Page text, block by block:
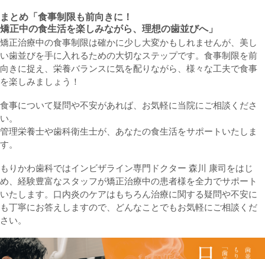
まとめ「食事制限も前向きに！
矯正中の食生活を楽しみながら、理想の歯並びへ」
矯正治療中の食事制限は確かに少し大変かもしれませんが、美し
い歯並びを手に入れるための大切なステップです。食事制限を前
向きに捉え、栄養バランスに気を配りながら、様々な工夫で食事
を楽しみましょう！
食事について疑問や不安があれば、お気軽に当院にご相談くださ
い。
管理栄養士や歯科衛生士が、あなたの食生活をサポートいたしま
す。
もりかわ歯科ではインビザライン専門ドクター 森川 康司をはじ
め、経験豊富なスタッフが矯正治療中の患者様を全力でサポート
いたします。口内炎のケアはもちろん治療に関する疑問や不安に
も丁寧にお答えしますので、どんなことでもお気軽にご相談くだ
さい。